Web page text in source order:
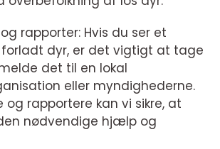
rapporter: Hvis du ser et
dyr, er det vigtigt at tage
det til en lokal
eller myndighederne.
rapportere kan vi sikre, at
nødvendige hjælp og